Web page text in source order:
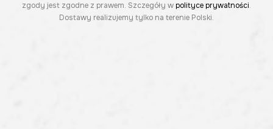
zgody jest zgodne z prawem. Szczegóły wpolityce prywatności.
Dostawy realizujemy tylko na terenie Polski.